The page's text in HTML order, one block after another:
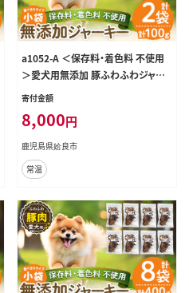
a1052-A ＜保存料・着色料 不使用
＞愛犬用無添加 豚ふわふわジャー
キー2袋(1袋50g・合計100g)【Nフー
ドッグ ペット フード エサ おやつ ご
はん 間食 ご褒美 ペット関係
寄付金額
8,000円
鹿児島県姶良市
常温